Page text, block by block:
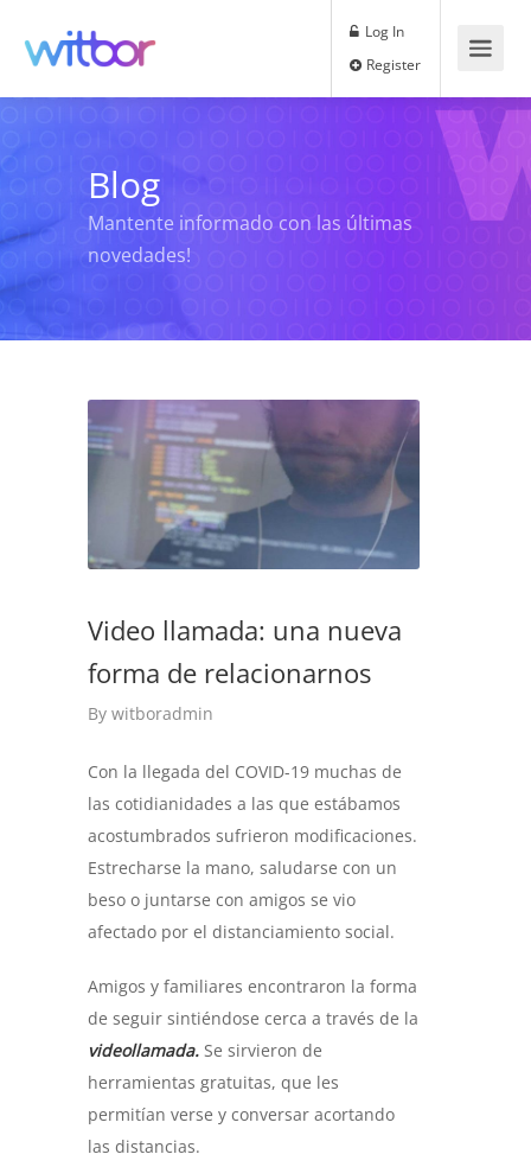
Log In
Blog
Mantente informado con las últimas
novedades!
Video llamada: una nueva
forma de relacionarnos
By witboradmin
Con la llegada del COVID-19 muchas de
las cotidianidades a las que estábamos
acostumbrados sufrieron modificaciones.
Estrecharse la mano, saludarse con un
beso o juntarse con amigos se vio
afectado por el distanciamiento social.
Amigos y familiares encontraron la forma
de seguir sintiéndose cerca a través de la
videollamada. Se sirvieron de
herramientas gratuitas, que les
permitían verse y conversar acortando
las distancias.